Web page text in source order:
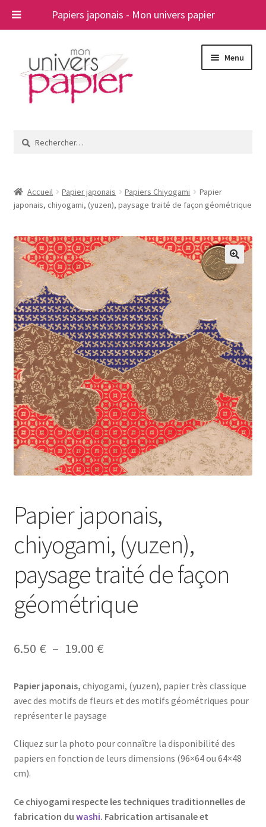
Papiers japonais - Mon univers papier
navigation
contenu
Menu
le
A propos
Rechercher :
Accueil Papier japonais Papiers Chiyogami
Papier
japonais, chiyogami, (yuzen), paysage traité de façon géométrique
Papier japonais,
chiyogami, (yuzen),
paysage traité de façon
géométrique
6.50 € – 19.00 €Plage
prix :
6.50 €
19.00 €
Papier japonais, chiyogami, (yuzen), papier très classique
avec des motifs de fleurs et des motifs géométriques pour
représenter le paysage
Cliquez sur la photo pour connaître la disponibilité des
papiers en fonction de leurs dimensions (96×64 ou 64×48
cm).
Ce chiyogami respecte les techniques traditionnelles de
fabrication du washi. Fabrication artisanale et